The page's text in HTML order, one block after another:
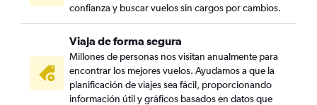
confianza y buscar vuelos sin cargos por cambios.
Viaja de forma segura
Millones de personas nos visitan anualmente para
encontrar los mejores vuelos. Ayudamos a que la
planificación de viajes sea fácil, proporcionando
información útil y gráficos basados en datos que